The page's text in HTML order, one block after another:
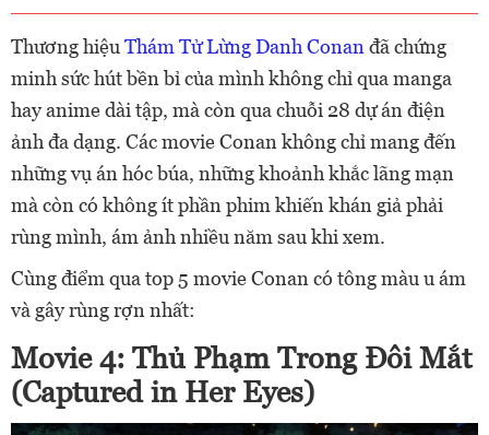
Thương hiệu Thám Tử Lừng Danh Conan đã chứng
minh sức hút bền bỉ của mình không chỉ qua manga
hay anime dài tập, mà còn qua chuỗi 28 dự án điện
ảnh đa dạng. Các movie Conan không chỉ mang đến
những vụ án hóc búa, những khoảnh khắc lãng mạn
mà còn có không ít phần phim khiến khán giả phải
rùng mình, ám ảnh nhiều năm sau khi xem.
Cùng điểm qua top 5 movie Conan có tông màu u ám
và gây rùng rợn nhất:
Movie 4: Thủ Phạm Trong Đôi Mắt
(Captured in Her Eyes)